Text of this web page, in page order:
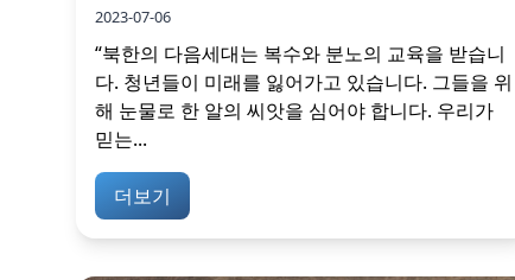
2023-07-06
“북한의 다음세대는 복수와 분노의 교육을 받습니
다. 청년들이 미래를 잃어가고 있습니다. 그들을 위
해 눈물로 한 알의 씨앗을 심어야 합니다. 우리가
믿는...
더보기